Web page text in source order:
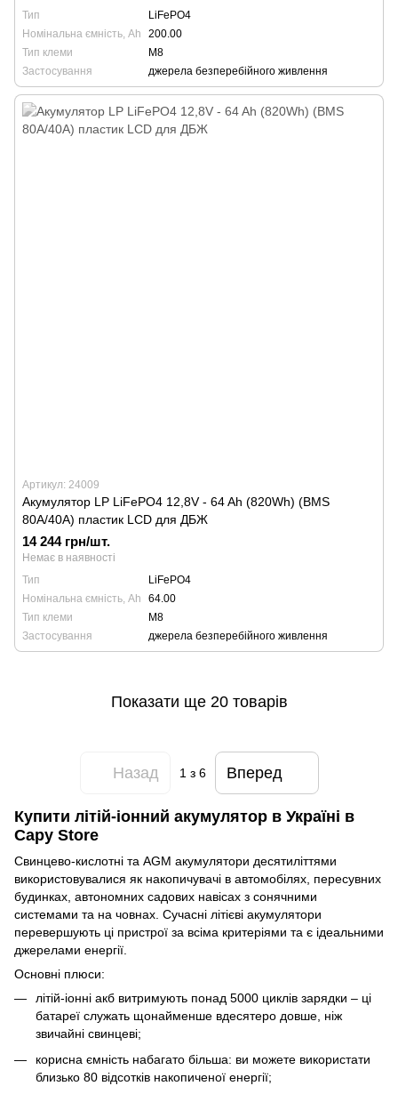
Тип
LiFePO4
Номінальна ємність, Ah
200.00
Тип клеми
М8
Застосування
джерела безперебійного живлення
Артикул: 24009
Акумулятор LP LiFePO4 12,8V - 64 Ah (820Wh) (BMS
80A/40А) пластик LCD для ДБЖ
14 244 грн/шт.
Немає в наявності
Тип
LiFePO4
Номінальна ємність, Ah
64.00
Тип клеми
М8
Застосування
джерела безперебійного живлення
Показати ще 20 товарів
Назад 1 з 6 Вперед
Купити літій-іонний акумулятор в Україні в
Capy Store
Свинцево-кислотні та AGM акумулятори десятиліттями
використовувалися як накопичувачі в автомобілях, пересувних
будинках, автономних садових навісах з сонячними
системами та на човнах. Сучасні літієві акумулятори
перевершують ці пристрої за всіма критеріями та є ідеальними
джерелами енергії.
Основні плюси:
літій-іонні акб витримують понад 5000 циклів зарядки – ці
батареї служать щонайменше вдесятеро довше, ніж
звичайні свинцеві;
корисна ємність набагато більша: ви можете використати
близько 80 відсотків накопиченої енергії;